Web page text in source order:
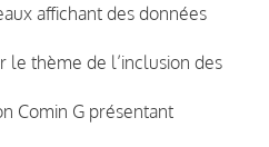
affichant des données
le thème de l’inclusion des
Comin G présentant